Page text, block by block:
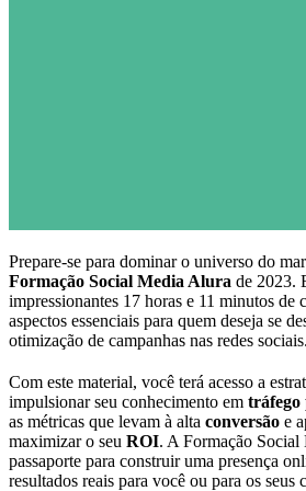
Prepare-se para dominar o universo do
Formação Social Media Alura de 2023.
impressionantes 17 horas e 11 minutos de
aspectos essenciais para quem deseja se
otimização de campanhas nas redes sociais.
Com este material, você terá acesso a
impulsionar seu conhecimento em tráfego
as métricas que levam à alta conversão e
maximizar o seu ROI. A Formação Social
passaporte para construir uma presença
resultados reais para você ou para os seus